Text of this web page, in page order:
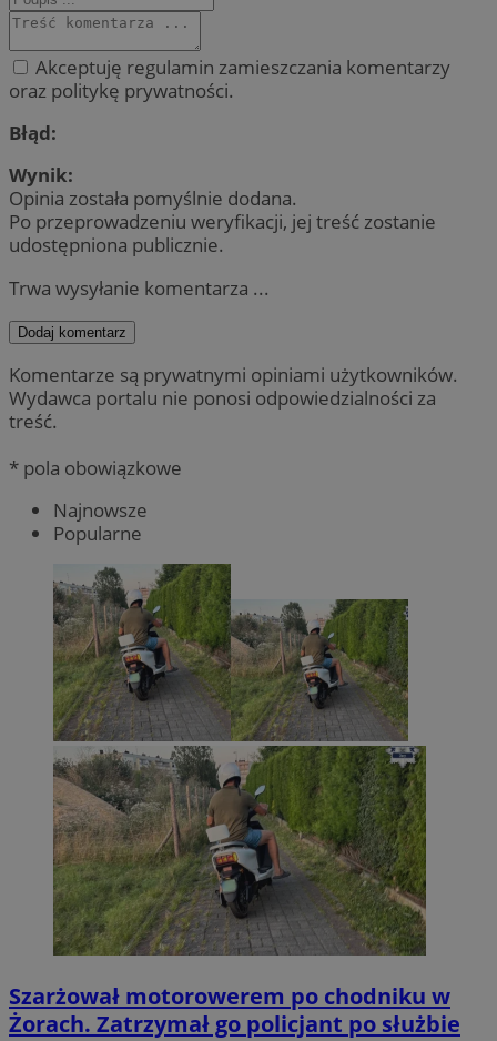
Akceptuję regulamin zamieszczania komentarzy
oraz politykę prywatności.
Błąd:
Wynik:
Opinia została pomyślnie dodana.
Po przeprowadzeniu weryfikacji, jej treść zostanie
udostępniona publicznie.
Trwa wysyłanie komentarza ...
Dodaj komentarz
Komentarze są prywatnymi opiniami użytkowników.
Wydawca portalu nie ponosi odpowiedzialności za
treść.
* pola obowiązkowe
Najnowsze
Popularne
Szarżował motorowerem po chodniku w
Żorach. Zatrzymał go policjant po służbie